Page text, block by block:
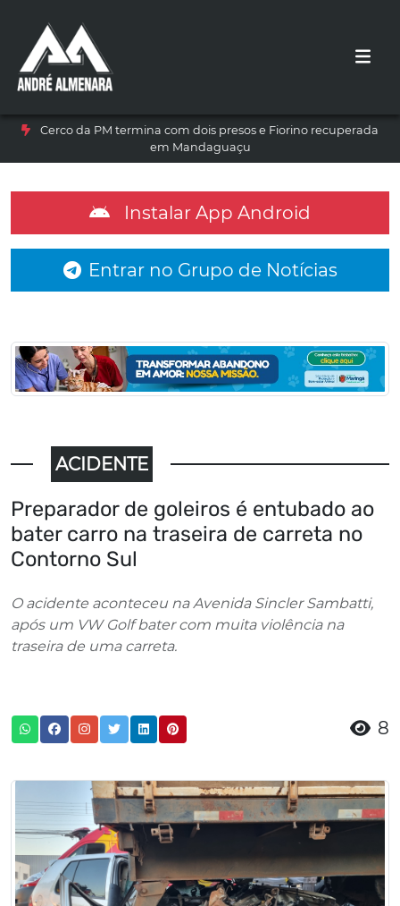
Cerco da PM termina com dois presos e Fiorino recuperada
em Mandaguaçu
Instalar App Android
Entrar no Grupo de Notícias
ACIDENTE
Preparador de goleiros é entubado ao
bater carro na traseira de carreta no
Contorno Sul
O acidente aconteceu na Avenida Sincler Sambatti,
após um VW Golf bater com muita violência na
traseira de uma carreta.
8